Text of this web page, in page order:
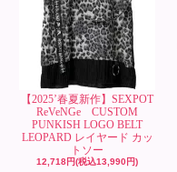
【2025’春夏新作】SEXPOT
ReVeNGe CUSTOM
PUNKISH LOGO BELT
LEOPARD レイヤード カッ
トソー
12,718円(税込13,990円)